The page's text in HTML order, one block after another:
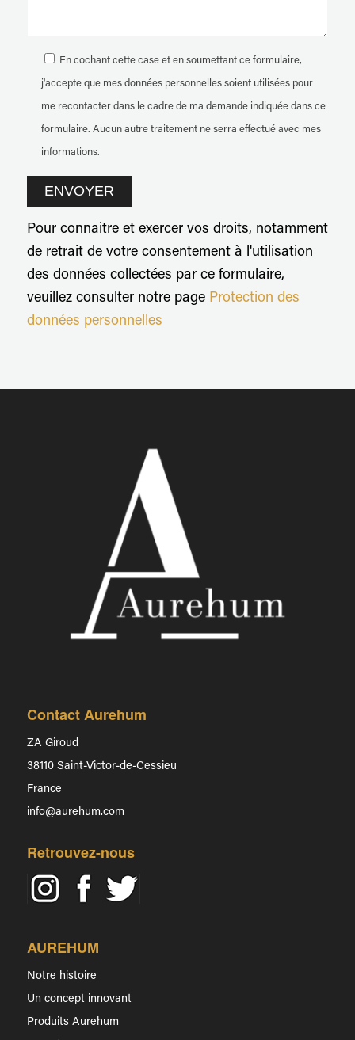
En cochant cette case et en soumettant ce formulaire,
j'accepte que mes données personnelles soient utilisées pour
me recontacter dans le cadre de ma demande indiquée dans ce
formulaire. Aucun autre traitement ne serra effectué avec mes
informations.
Pour connaitre et exercer vos droits, notamment
de retrait de votre consentement à l'utilisation
des données collectées par ce formulaire,
veuillez consulter notre page Protection des
données personnelles
Contact Aurehum
ZA Giroud
38110 Saint-Victor-de-Cessieu
France
info@aurehum.com
Retrouvez-nous
AUREHUM
Notre histoire
Un concept innovant
Produits Aurehum